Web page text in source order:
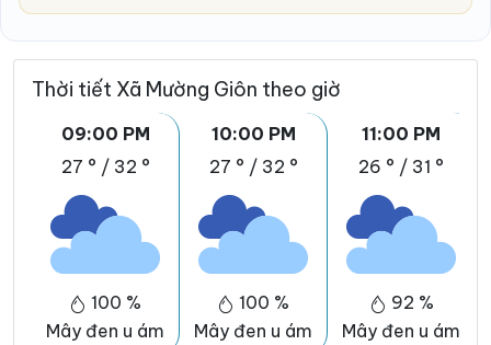
Thời tiết Xã Mường Giôn theo giờ
09:00 PM
27 ° / 32 °
100 %
Mây đen u ám
10:00 PM
27 ° / 32 °
100 %
Mây đen u ám
11:00 PM
26 ° / 31 °
92 %
Mây đen u ám